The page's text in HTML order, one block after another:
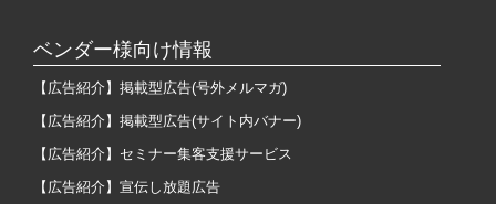
ベンダー様向け情報
【広告紹介】掲載型広告(号外メルマガ)
【広告紹介】掲載型広告(サイト内バナー)
【広告紹介】セミナー集客支援サービス
【広告紹介】宣伝し放題広告